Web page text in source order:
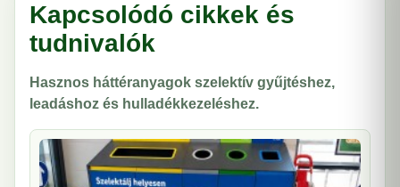
Kapcsolódó cikkek és
tudnivalók
Hasznos háttéranyagok szelektív gyűjtéshez,
leadáshoz és hulladékkezeléshez.